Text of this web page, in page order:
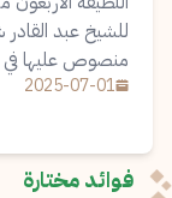
للشيخ عبد
منصوص عليها في
2025-07-01
فوائد مختارة